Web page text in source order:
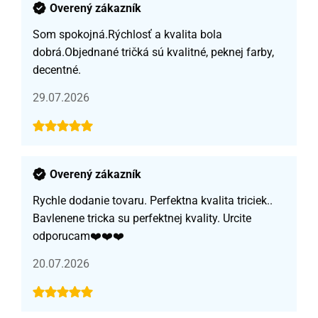
Overený zákazník
Som spokojná.Rýchlosť a kvalita bola
dobrá.Objednané tričká sú kvalitné, peknej farby,
decentné.
29.07.2026
Overený zákazník
Rychle dodanie tovaru. Perfektna kvalita triciek..
Bavlenene tricka su perfektnej kvality. Urcite
odporucam❤️❤️❤️
20.07.2026